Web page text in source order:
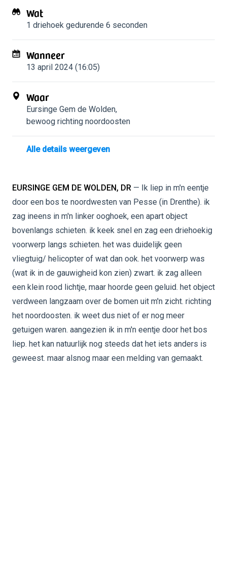
Wat
1 driehoek gedurende 6 seconden
Wanneer
13 april 2024 (16:05)
Waar
Eursinge Gem de Wolden,
bewoog richting noordoosten
Alle details weergeven
EURSINGE GEM DE WOLDEN, DR — Ik liep in m'n eentje
door een bos te noordwesten van Pesse (in Drenthe). ik
zag ineens in m'n linker ooghoek, een apart object
bovenlangs schieten. ik keek snel en zag een driehoekig
voorwerp langs schieten. het was duidelijk geen
vliegtuig/ helicopter of wat dan ook. het voorwerp was
(wat ik in de gauwigheid kon zien) zwart. ik zag alleen
een klein rood lichtje, maar hoorde geen geluid. het object
verdween langzaam over de bomen uit m'n zicht. richting
het noordoosten. ik weet dus niet of er nog meer
getuigen waren. aangezien ik in m'n eentje door het bos
liep. het kan natuurlijk nog steeds dat het iets anders is
geweest. maar alsnog maar een melding van gemaakt.